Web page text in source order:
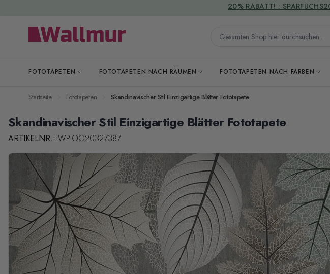
Gesamten Shop hier durchsuchen...
FOTOTAPETEN FOTOTAPETEN NACH RÄUMEN FOTOTAPETEN NACH FARBEN
VERSANDKOSTENFREI
Startseite Fototapeten Skandinavischer Stil Einzigartige Blätter Fototapete
Skandinavischer Stil Einzigartige Blätter Fototapete
ARTIKELNR.: WP-OO20327387